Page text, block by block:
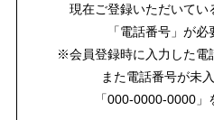
現在ご登録いただいてい
「電話番号」が必
※会員登録時に入力した電
また電話番号が未
「000-0000-0000」